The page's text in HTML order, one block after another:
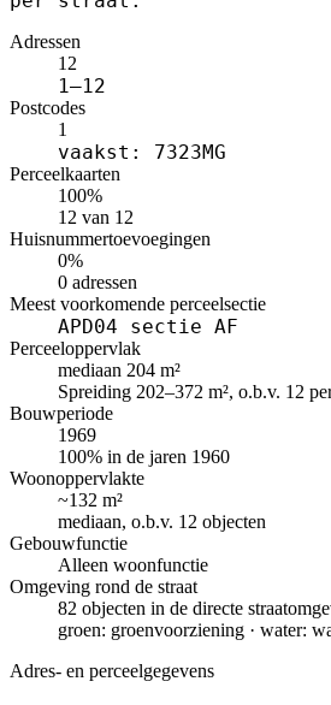
Adressen
12
1–12
Postcodes
1
vaakst: 7323MG
Perceelkaarten
100%
12 van 12
Huisnummertoevoegingen
0%
0 adressen
Meest voorkomende perceelsectie
APD04 sectie AF
Perceeloppervlak
mediaan 204 m²
Spreiding 202–372 m², o.b.v. 12
Bouwperiode
1969
100% in de jaren 1960
Woonoppervlakte
~132 m²
mediaan, o.b.v. 12 objecten
Gebouwfunctie
Alleen woonfunctie
Omgeving rond de straat
82 objecten in de directe
groen: groenvoorziening · water:
Adres- en perceelgegevens